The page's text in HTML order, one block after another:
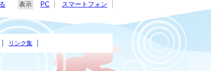
表示 PC スマートフォン
リンク集